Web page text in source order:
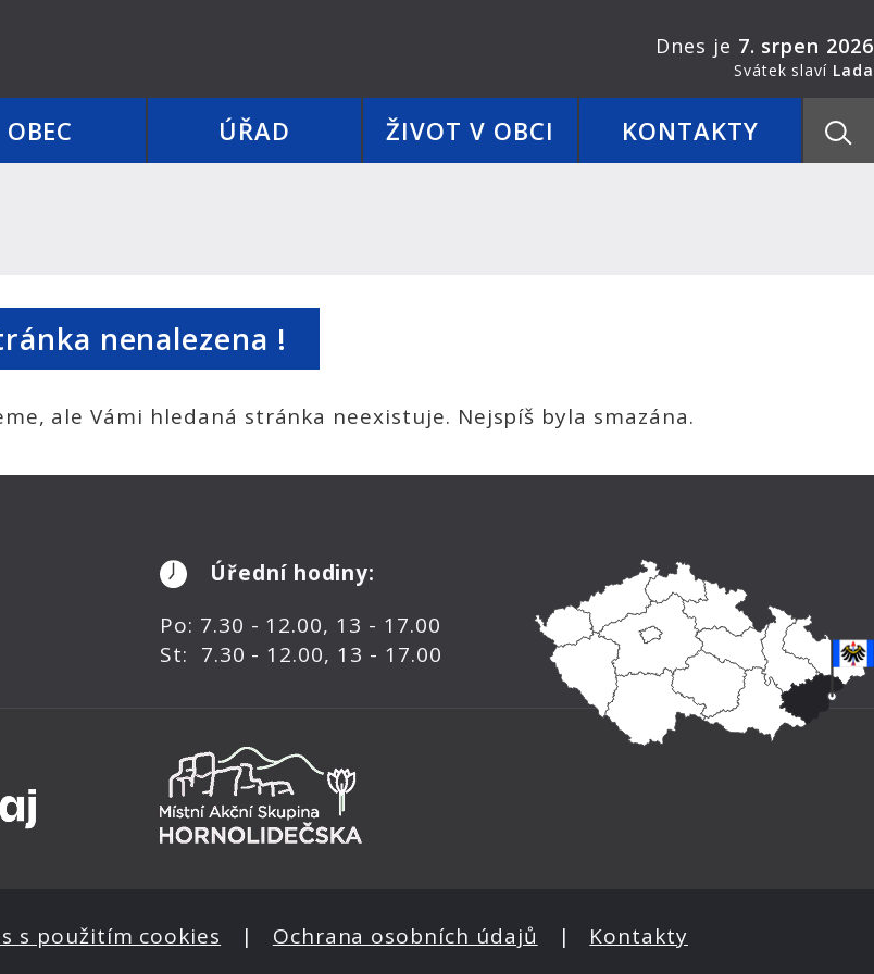
OBEC ÚŘAD ŽIVOT V OBCI KONTAKTY
Dnes je 7. srpen 2026
Svátek slaví Lada
nenalezena !
ale Vámi hledaná stránka neexistuje. Nejspíš byla smazána.
Úřední hodiny:
Po: 7.30 - 12.00, 13 - 17.00
St: 7.30 - 12.00, 13 - 17.00
s použitím cookies | Ochrana osobních údajů | Kontakty